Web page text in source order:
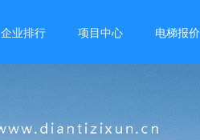
企业排行 项目中心 电梯报价